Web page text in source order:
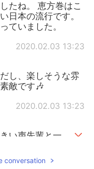
たね。 恵方巻はこ
日本の流行です。
ていました。
2020.02.03 13:23
し、楽しそうな雰
敵です🎶
2020.02.03 13:23
い声先輩と一
conversation